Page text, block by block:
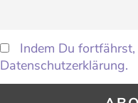
Indem Du
Datenschutzerklärung.